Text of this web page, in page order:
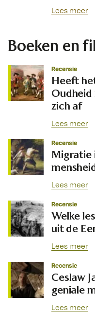
Lees meer
Boeken en
Recensie
Heeft
Oudheid
zich af
Lees meer
Recensie
Migratie
Lees meer
Recensie
Welke
uit de
Lees meer
Recensie
Ceslaw
geniale
Lees meer